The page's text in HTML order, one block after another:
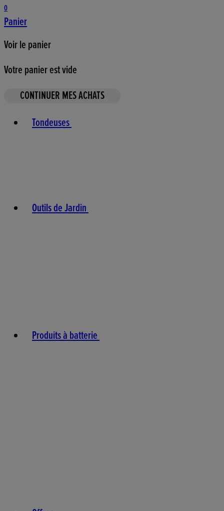
0
Panier
Voir le panier
Votre panier est vide
CONTINUER MES ACHATS
Tondeuses
Outils de Jardin
Produits à batterie